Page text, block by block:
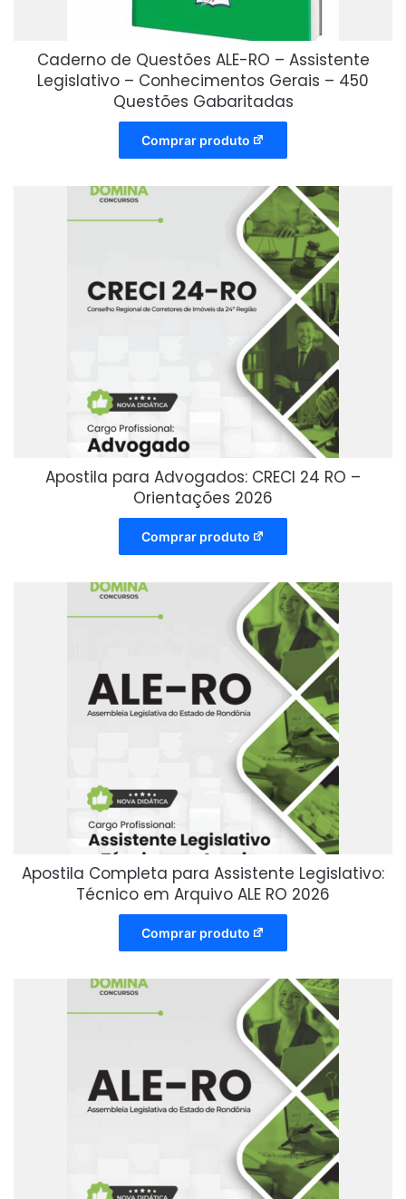
Caderno de Questões ALE-RO – Assistente
Legislativo – Conhecimentos Gerais – 450
Questões Gabaritadas
Comprar produto
Apostila para Advogados: CRECI 24 RO –
Orientações 2026
Comprar produto
Apostila Completa para Assistente Legislativo:
Técnico em Arquivo ALE RO 2026
Comprar produto